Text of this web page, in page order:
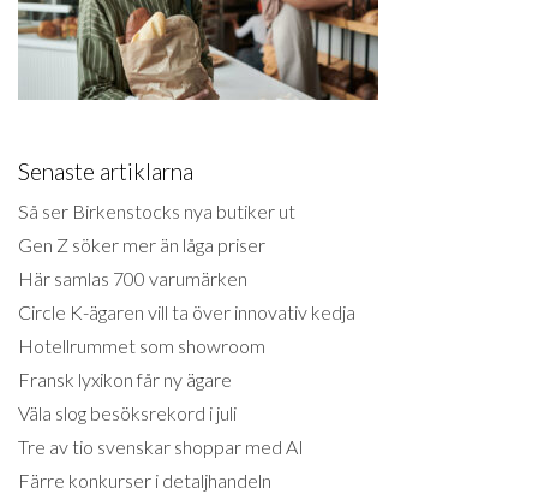
Senaste artiklarna
Så ser Birkenstocks nya butiker ut
Gen Z söker mer än låga priser
Här samlas 700 varumärken
Circle K-ägaren vill ta över innovativ kedja
Hotellrummet som showroom
Fransk lyxikon får ny ägare
Väla slog besöksrekord i juli
Tre av tio svenskar shoppar med AI
Färre konkurser i detaljhandeln